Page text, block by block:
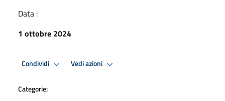
Data :
1 ottobre 2024
Condividi Vedi azioni
Categorie: